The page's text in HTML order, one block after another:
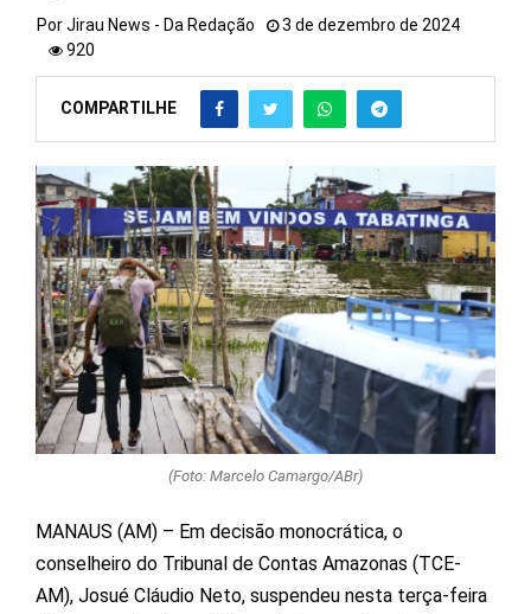
PorJirau News - Da Redação
3 de dezembro de 2024
920
COMPARTILHE
(Foto: Marcelo Camargo/ABr)
MANAUS (AM) – Em decisão monocrática, o
conselheiro do Tribunal de Contas Amazonas (TCE-
AM), Josué Cláudio Neto, suspendeu nesta terça-feira